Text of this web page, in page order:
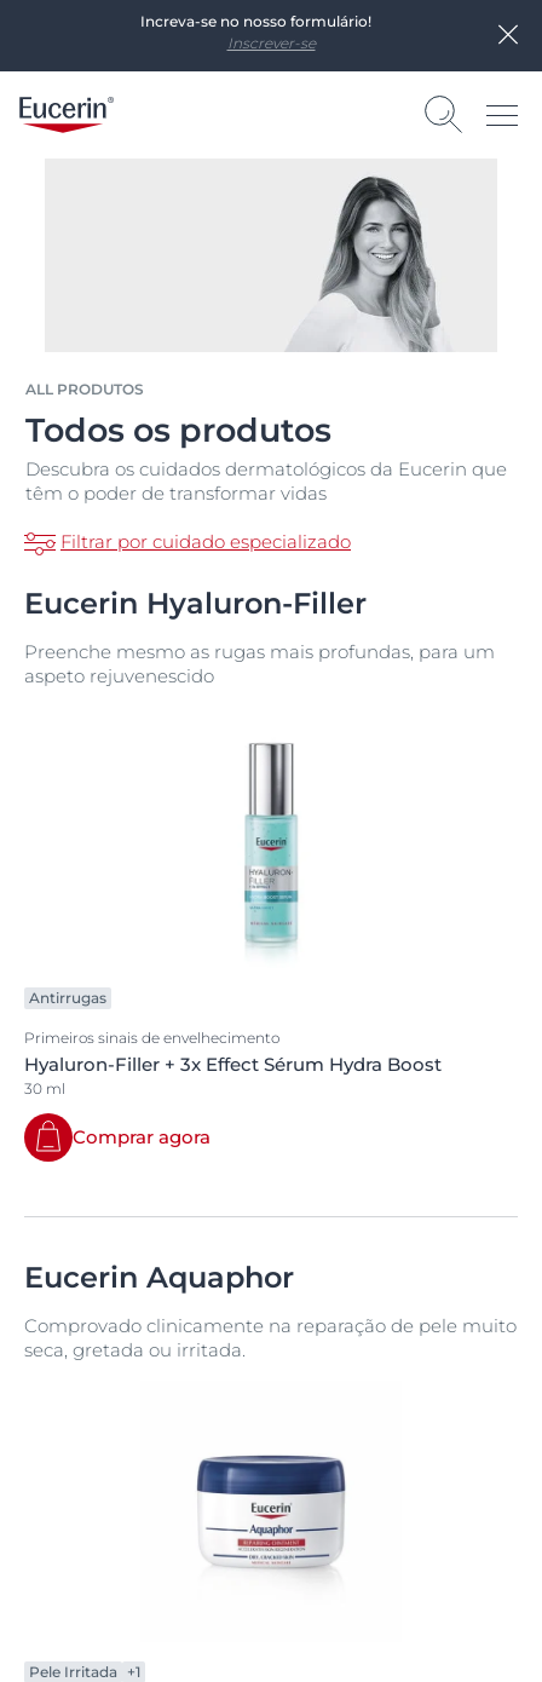
Increva-se no nosso formulário!
Inscrever-se
ALL PRODUTOS
Todos os produtos
Descubra os cuidados dermatológicos da Eucerin que
têm o poder de transformar vidas
Filtrar por cuidado especializado
Eucerin Hyaluron-Filler
Preenche mesmo as rugas mais profundas, para um
aspeto rejuvenescido
Antirrugas
Primeiros sinais de envelhecimento
Hyaluron-Filler + 3x Effect Sérum Hydra Boost
30 ml
Comprar agora
Eucerin Aquaphor
Comprovado clinicamente na reparação de pele muito
seca, gretada ou irritada.
Pele Irritada +1